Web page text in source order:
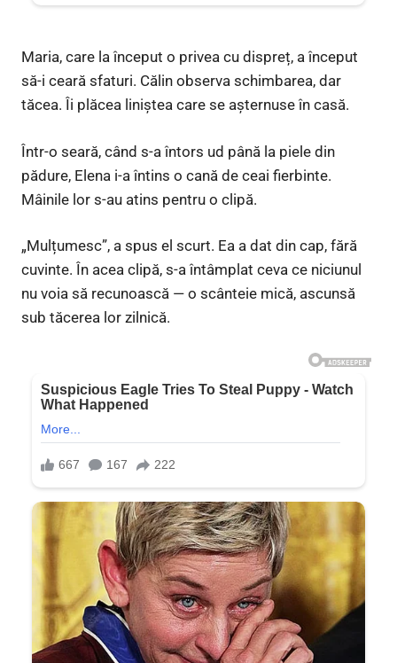
Maria, care la început o privea cu dispreț, a început
să-i ceară sfaturi. Călin observa schimbarea, dar
tăcea. Îi plăcea liniștea care se așternuse în casă.
Într-o seară, când s-a întors ud până la piele din
pădure, Elena i-a întins o cană de ceai fierbinte.
Mâinile lor s-au atins pentru o clipă.
„Mulțumesc”, a spus el scurt. Ea a dat din cap, fără
cuvinte. În acea clipă, s-a întâmplat ceva ce niciunul
nu voia să recunoască — o scânteie mică, ascunsă
sub tăcerea lor zilnică.